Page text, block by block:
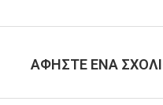
ΑΦΉΣΤΕ ΈΝΑ